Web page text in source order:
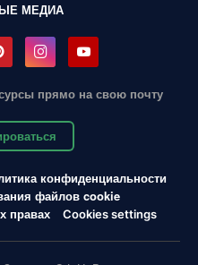
МЕДИА
прямо на свою почту
конфиденциальности
файлов cookie
правах
Cookies settings